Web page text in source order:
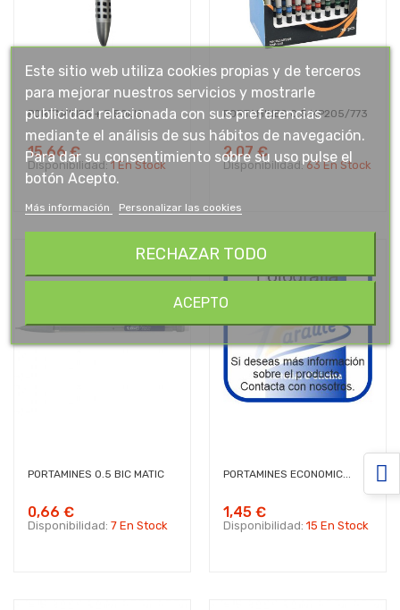
PORTAMINES + 3 BOLIS
15,66 €
Disponibilidad:1 En Stock
PORTAMINES 0.5 MP205/773
2,07 €
Disponibilidad:63 En Stock
PORTAMINES 0.5 BIC MATIC
0,66 €
Disponibilidad: 7 En Stock
PORTAMINES ECONOMIC...
1,45 €
Disponibilidad: 15 En Stock
Este sitio web utiliza cookies propias y de terceros
para mejorar nuestros servicios y mostrarle
publicidad relacionada con sus preferencias
mediante el análisis de sus hábitos de navegación.
Para dar su consentimiento sobre su uso pulse el
botón Acepto.
Más información Personalizar las cookies
RECHAZAR TODO
ACEPTO